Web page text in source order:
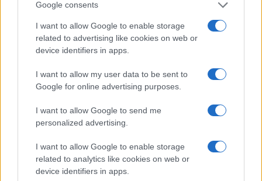
Google consents
I want to allow Google to enable storage
related to advertising like cookies on web or
device identifiers in apps.
I want to allow my user data to be sent to
Google for online advertising purposes.
I want to allow Google to send me
personalized advertising.
I want to allow Google to enable storage
related to analytics like cookies on web or
device identifiers in apps.
Puoi effettuare l'accesso andando nella
sezioneLogindal menù del sito o
cliccandoqui
Museo Archeologico Di Olbia
Sabrina Serra
Inviaci le tue segnalazioni,
i tuoi video e le tue foto
Su WhatsApp al numero +39